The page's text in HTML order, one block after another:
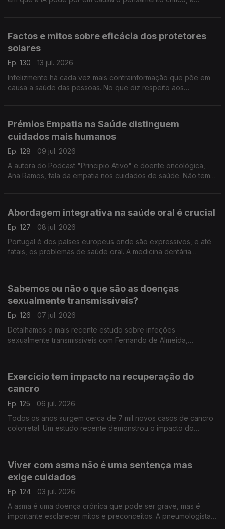
Factos e mitos sobre eficácia dos protetores
solares
Ep. 130
13 jul. 2026
Infelizmente há cada vez mais contrainformação que põe em
causa a saúde das pessoas. No que diz respeito aos
Prémios Empatia na Saúde distinguem
cuidados mais humanos
Ep. 128
09 jul. 2026
A autora do Podcast "Principio Ativo" e doente oncológica,
Ana Ramos, fala da empatia nos cuidados de saúde. Não tem
Abordagem integrativa na saúde oral é crucial
Ep. 127
08 jul. 2026
Portugal é dos países europeus onde são expressivos, e até
fatais, os problemas de saúde oral. A medicina dentária
Sabemos ou não o que são as doenças
sexualmente transmissíveis?
Ep. 126
07 jul. 2026
Detalhamos o mais recente estudo sobre infeções
sexualmente transmissíveis com Fernando de Almeida,
Exercício tem impacto na recuperação do
cancro
Ep. 125
06 jul. 2026
Todos os anos surgem cerca de 7 mil novos casos de cancro
colorretal. Um estudo recente demonstrou o impacto do
Viver com asma não é uma sentença mas
exige cuidados
Ep. 124
03 jul. 2026
A asma é uma doença crónica que pode ser grave, mas é
importante esclarecer mitos e preconceitos. A pneumologista